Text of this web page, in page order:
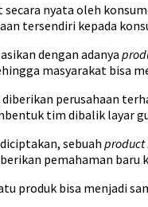
secara nyata oleh
tersendiri kepada
dengan adanya
masyarakat bisa
perusahaan
tim dibalik layar
sebuah
pemahaman baru
produk bisa menjadi